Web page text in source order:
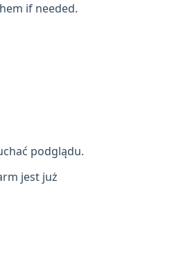
if needed.
podglądu.
jest już